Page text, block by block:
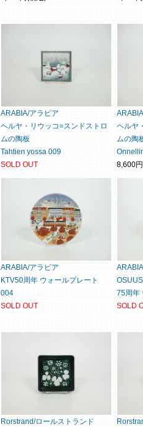
ARABIA/アラビア
ヘルヤ・リウッコ=スンドストロ
ムの陶板
Tahtien yossa 009
SOLD OUT
ヘルヤ
ムの陶
8,600
ARABIA/アラビア
KTV50周年 ウォールプレート
004
SOLD OUT
75周年
SOLD
Rorstrand/ロールストランド